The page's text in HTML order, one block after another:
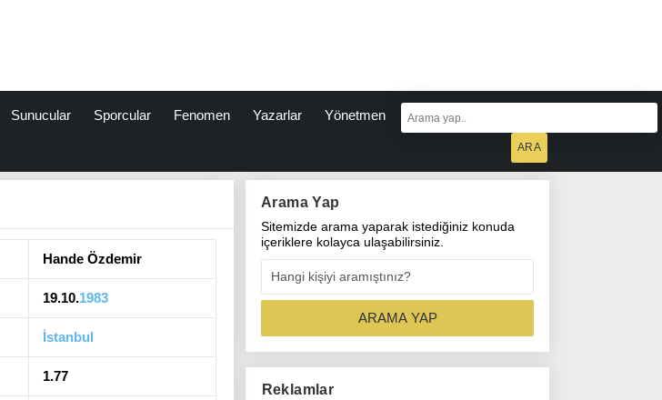
Sunucular Sporcular Fenomen Yazarlar Yönetmen
Hande Özdemir
19.10.1983
İstanbul
1.77
Arama Yap
Sitemizde arama yaparak istediğiniz konuda
içeriklere kolayca ulaşabilirsiniz.
Reklamlar